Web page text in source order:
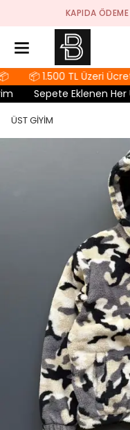
KAPIDA
📦 1.500 TL Üzeri
Sepete Eklenen Her
ÜST GİYİM